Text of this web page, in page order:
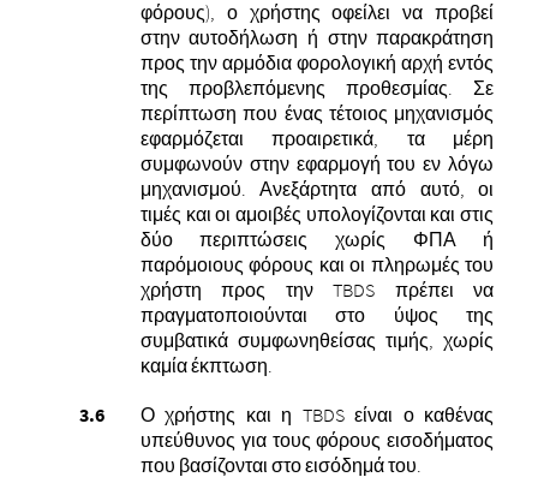
φόρους), ο χρήστης οφείλει να προβεί
στην αυτοδήλωση ή στην παρακράτηση
προς την αρμόδια φορολογική αρχή εντός
της προβλεπόμενης προθεσμίας. Σε
περίπτωση που ένας τέτοιος μηχανισμός
εφαρμόζεται προαιρετικά, τα μέρη
συμφωνούν στην εφαρμογή του εν λόγω
μηχανισμού. Ανεξάρτητα από αυτό, οι
τιμές και οι αμοιβές υπολογίζονται και στις
δύο περιπτώσεις χωρίς ΦΠΑ ή
παρόμοιους φόρους και οι πληρωμές του
χρήστη προς την TBDS πρέπει να
πραγματοποιούνται στο ύψος της
συμβατικά συμφωνηθείσας τιμής, χωρίς
καμία έκπτωση.
Ο χρήστης και η TBDS είναι ο καθένας
υπεύθυνος για τους φόρους εισοδήματος
που βασίζονται στο εισόδημά του.